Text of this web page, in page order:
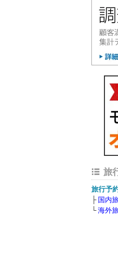
旅
旅行予
国内
海外